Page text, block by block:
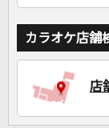
カラオケ店舗
店